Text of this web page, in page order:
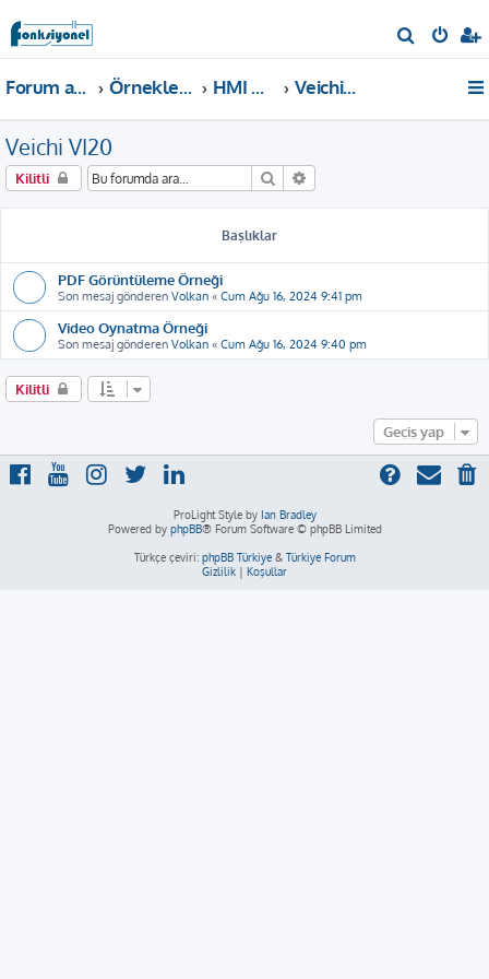
r
Forum ana sayfa Örnekler ve Dokümanlar HMI Örnekleri Veichi VI20
Veichi VI20
Kilitli Ara
Başlıklar
PDF Görüntüleme Örneği
Son mesaj gönderen Volkan « Cum Ağu 16, 2024 9:41 pm
Video Oynatma Örneği
Son mesaj gönderen Volkan « Cum Ağu 16, 2024 9:40 pm
Kilitli
Geçiş yap
ProLight Style by Ian Bradley
Powered by phpBB® Forum Software © phpBB Limited
Türkçe çeviri: phpBB Türkiye& Türkiye Forum
Gizlilik | Koşullar